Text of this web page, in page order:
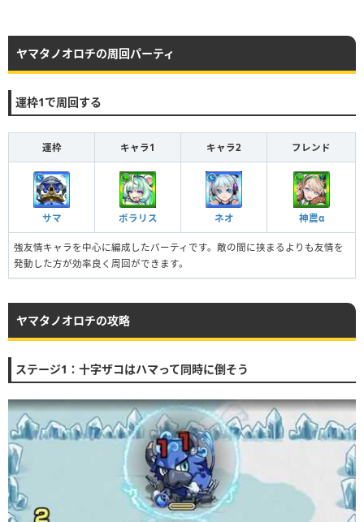
ヤマタノオロチの周回パーティ
運枠1で周回する
運枠 キャラ1 キャラ2 フレンド
サマ ポラリス ネオ 神農α
強友情キャラを中心に編成したパーティです。敵の間に挟まるよりも友情を
発動した方が効率良く周回ができます。
ヤマタノオロチの攻略
ステージ1：十字ザコはハマって同時に倒そう